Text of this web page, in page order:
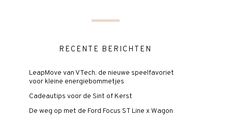
RECENTE BERICHTEN
LeapMove van VTech: de nieuwe speelfavoriet
voor kleine energiebommetjes
Cadeautips voor de Sint of Kerst
De weg op met de Ford Focus ST Line x Wagon